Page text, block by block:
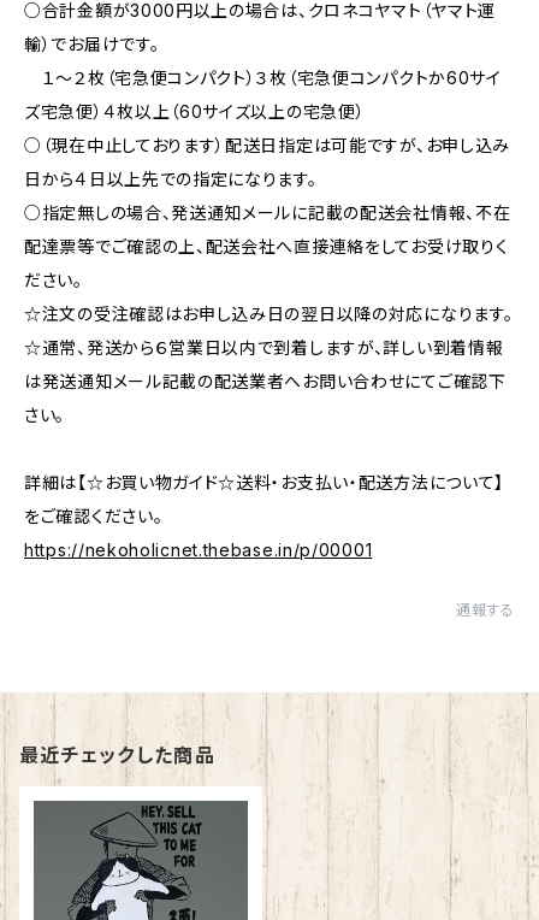
○合計金額が3000円以上の場合は、クロネコヤマト（ヤマト運
輸）でお届けです。
１〜２枚（宅急便コンパクト）３枚（宅急便コンパクトか60サイ
ズ宅急便）４枚以上（60サイズ以上の宅急便）
○（現在中止しております）配送日指定は可能ですが、お申し込み
日から４日以上先での指定になります。
○指定無しの場合、発送通知メールに記載の配送会社情報、不在
配達票等でご確認の上、配送会社へ直接連絡をしてお受け取りく
ださい。
☆注文の受注確認はお申し込み日の翌日以降の対応になります。
☆通常、発送から６営業日以内で到着しますが、詳しい到着情報
は発送通知メール記載の配送業者へお問い合わせにてご確認下
さい。
詳細は【☆お買い物ガイド☆送料・お支払い・配送方法について】
をご確認ください。
https://nekoholicnet.thebase.in/p/00001
通報する
最近チェックした商品